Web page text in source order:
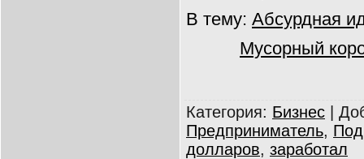
В тему: Абсурдная
Мусорный
Категория: Бизнес |
Предприниматель,
долларов, заработал